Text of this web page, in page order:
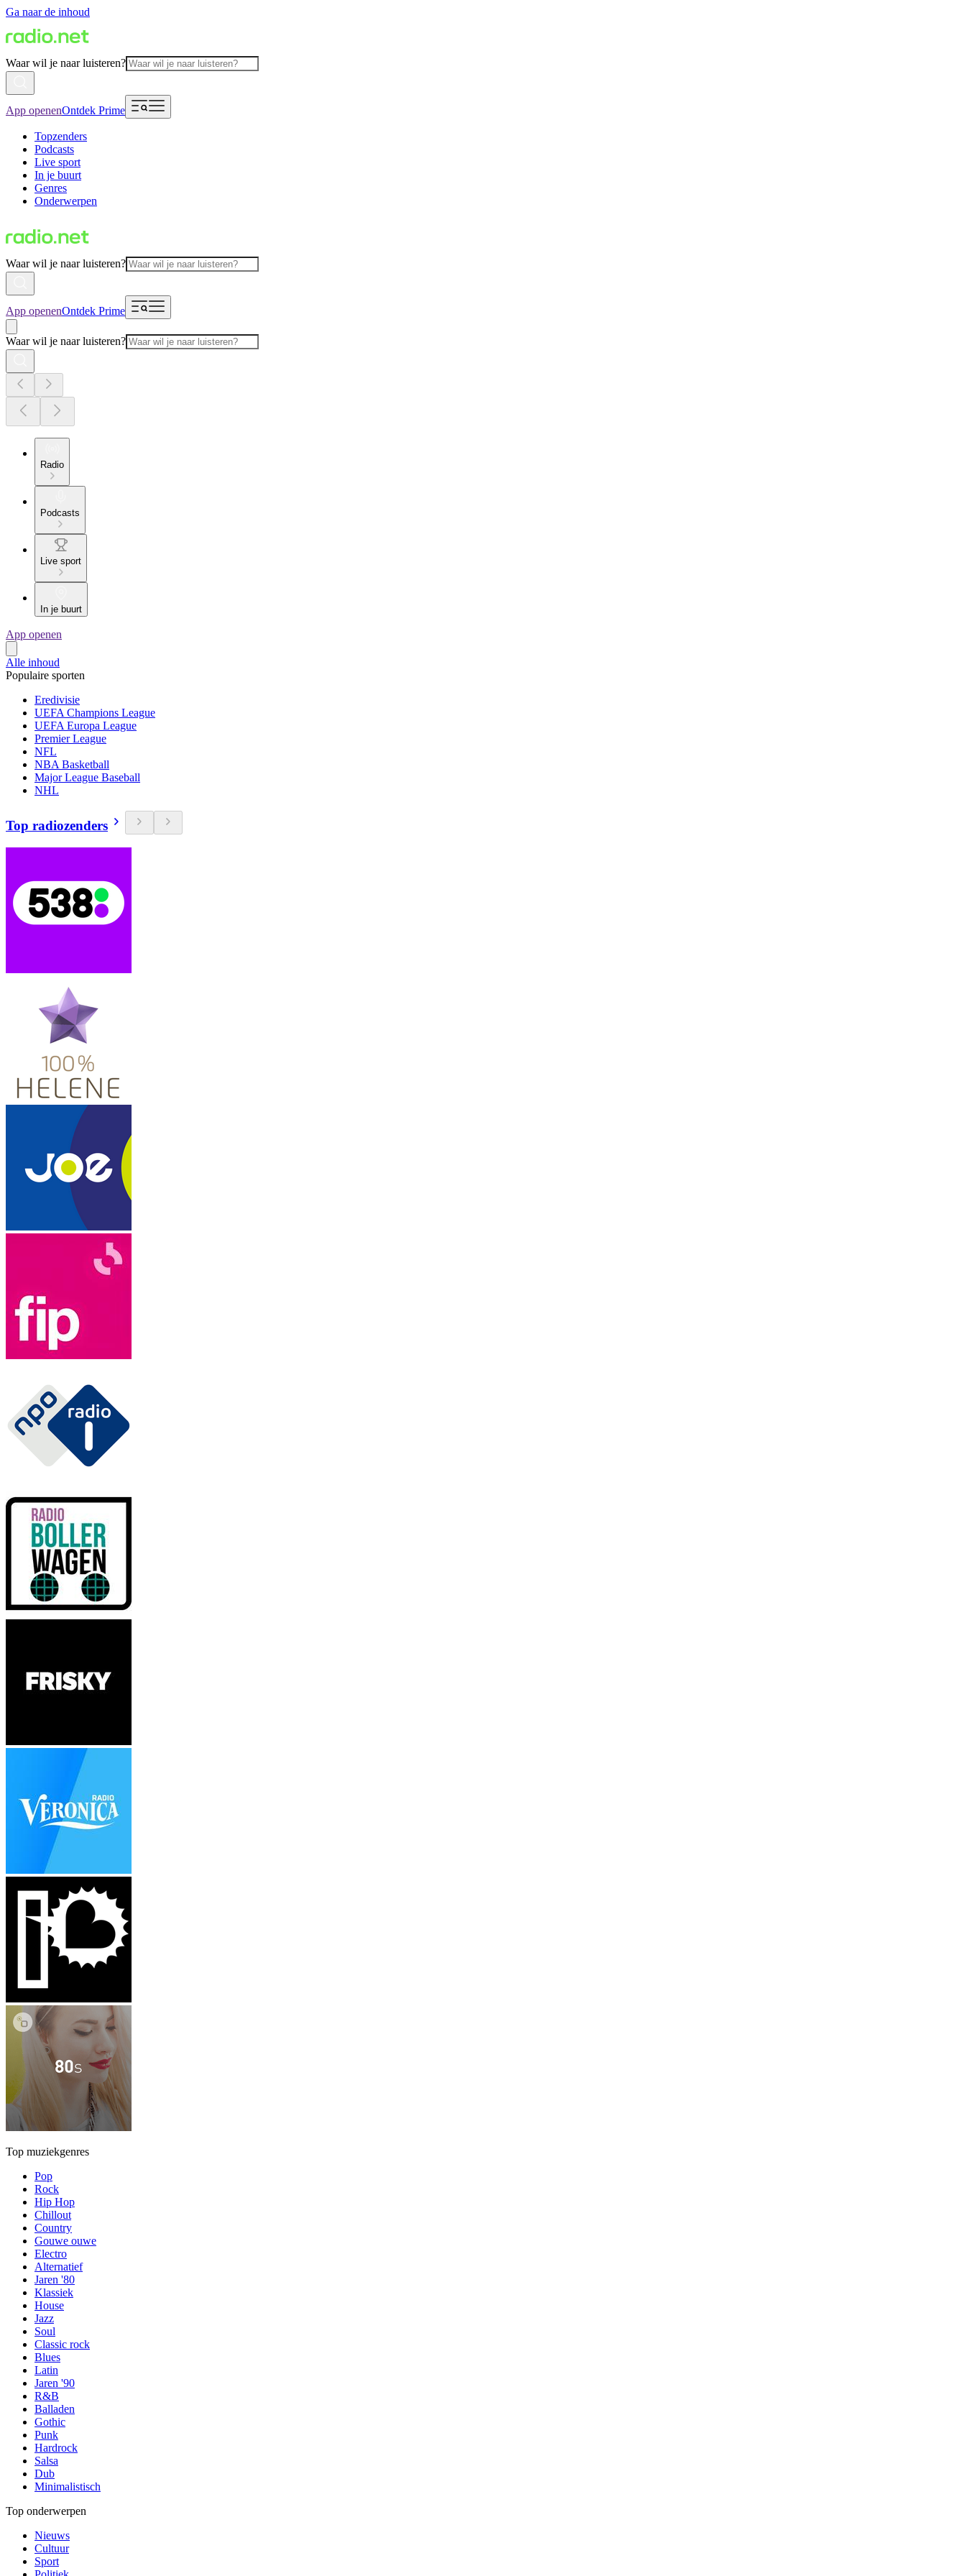
Ga naar de inhoud
Waar wil je naar luisteren?
App openenOntdek Prime
Topzenders
Podcasts
Live sport
In je buurt
Genres
Onderwerpen
Waar wil je naar luisteren?
App openenOntdek Prime
Waar wil je naar luisteren?
Radio
Podcasts
Live sport
In je buurt
App openen
Alle inhoud
Populaire sporten
Eredivisie
UEFA Champions League
UEFA Europa League
Premier League
NFL
NBA Basketball
Major League Baseball
NHL
Top radiozenders
Top muziekgenres
Pop
Rock
Hip Hop
Chillout
Country
Gouwe ouwe
Electro
Alternatief
Jaren '80
Klassiek
House
Jazz
Soul
Classic rock
Blues
Latin
Jaren '90
R&B
Balladen
Gothic
Punk
Hardrock
Salsa
Dub
Minimalistisch
Top onderwerpen
Nieuws
Cultuur
Sport